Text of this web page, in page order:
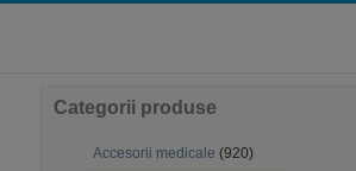
Categorii produse
Accesorii medicale (920)